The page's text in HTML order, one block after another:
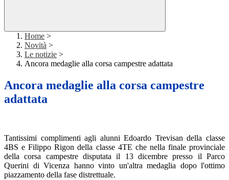
Home >
Novità >
Le notizie >
Ancora medaglie alla corsa campestre adattata
Ancora medaglie alla corsa campestre
adattata
Tantissimi complimenti agli alunni Edoardo Trevisan della classe
4BS e Filippo Rigon della classe 4TE che nella finale provinciale
della corsa campestre disputata il 13 dicembre presso il Parco
Querini di Vicenza hanno vinto un'altra medaglia dopo l'ottimo
piazzamento della fase distrettuale.